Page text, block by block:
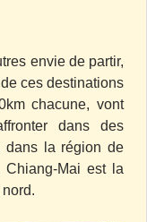
envie de partir,
ces destinations
chacune, vont
dans des
dans la région de
Mai est la